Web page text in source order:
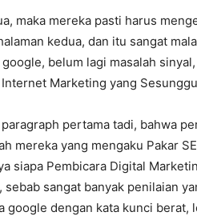
maka mereka pasti harus
kedua, dan itu sangat
belum lagi masalah
Marketing yang
pertama tadi, bahwa
mereka yang mengaku Pakar
siapa Pembicara Digital
sangat banyak penilaian
google dengan kata kunci berat,